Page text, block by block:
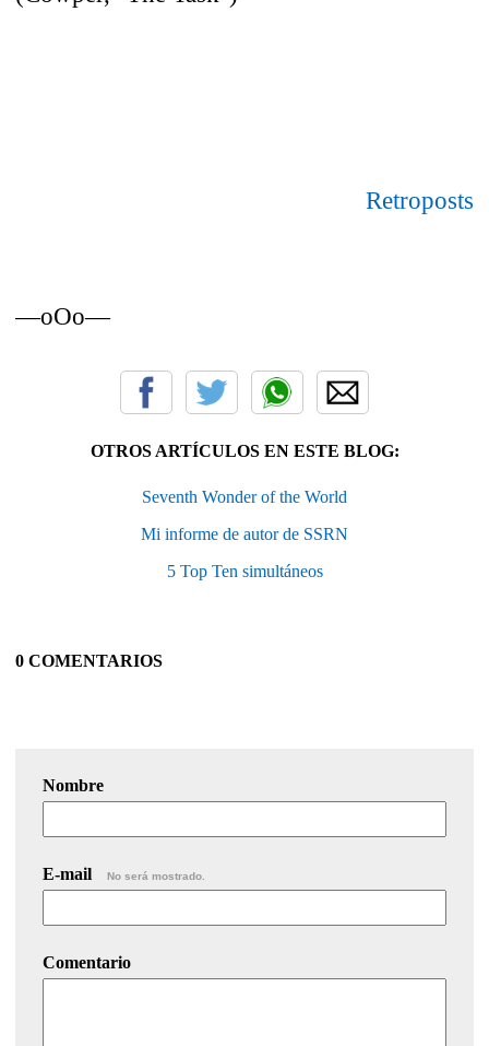
Retroposts
—oOo—
OTROS ARTÍCULOS EN ESTE BLOG:
Seventh Wonder of the World
Mi informe de autor de SSRN
5 Top Ten simultáneos
0 COMENTARIOS
Nombre
E-mail No será mostrado.
Comentario